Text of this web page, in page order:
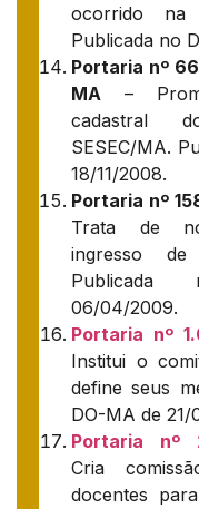
ocorrido
Publicada no
Portaria nº
MA –
cadastral
SESEC/MA.
18/11/2008.
Portaria nº
Trata de
ingresso
06/04/2009.
Portaria nº
Institui o
define seus
DO-MA de 21/
Portaria nº
Cria
docentes